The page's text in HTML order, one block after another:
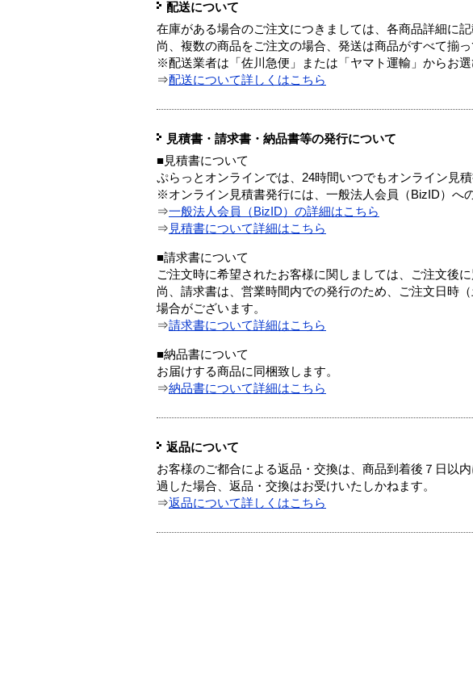
配送について
在庫がある場合のご注文につきましては、各商品詳細に
尚、複数の商品をご注文の場合、発送は商品がすべて揃っ
※配送業者は「佐川急便」または「ヤマト運輸」からお
⇒配送について詳しくはこちら
見積書・請求書・納品書等の発行について
■見積書について
ぷらっとオンラインでは、24時間いつでもオンライン見
※オンライン見積書発行には、一般法人会員（BizID）へ
⇒一般法人会員（BizID）の詳細はこちら
⇒ 見積書について詳細はこちら
■請求書について
ご注文時に希望されたお客様に関しましては、ご注文後に
尚、請求書は、営業時間内での発行のため、ご注文日時
場合がございます。
⇒請求書について詳細はこちら
■納品書について
お届けする商品に同梱致します。
⇒納品書について詳細はこちら
返品について
お客様のご都合による返品・交換は、商品到着後７日以
過した場合、返品・交換はお受けいたしかねます。
⇒返品について詳しくはこちら